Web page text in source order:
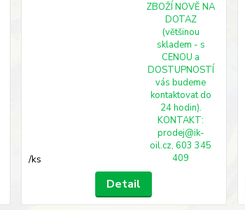
/ks
ZBOŽÍ NOVĚ NA
DOTAZ
(většinou
skladem - s
CENOU a
DOSTUPNOSTÍ
vás budeme
kontaktovat do
24 hodin).
KONTAKT:
prodej@ik-
oil.cz, 603 345
409
Detail